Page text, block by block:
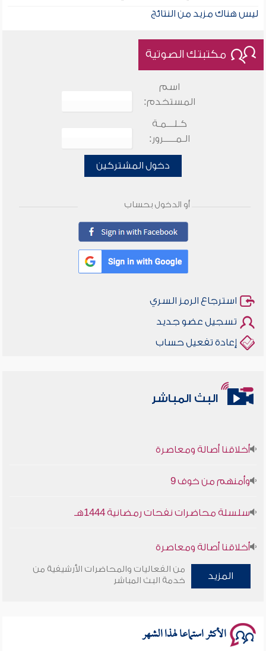
ليس هناك مزيد من النتائج
مكتبتك الصوتية
اسم
المستخدم:
كـلـــمـة
الـمـــــرور:
دخول المشتركين
أو الدخول بحساب
استرجاع الرمز السري
تسجيل عضو جديد
إعادة تفعيل حساب
البث المباشر
أخلاقنا أصالة ومعاصرة
وأمنهم من خوف 9
سلسلة محاضرات نفحات رمضانية 1444هـ
أخلاقنا أصالة ومعاصرة
وأمنهم من خوف 9
المزيد
من الفعاليات والمحاضرات الأرشيفية من
خدمة البث المباشر
الأكثر استماعا لهذا الشهر